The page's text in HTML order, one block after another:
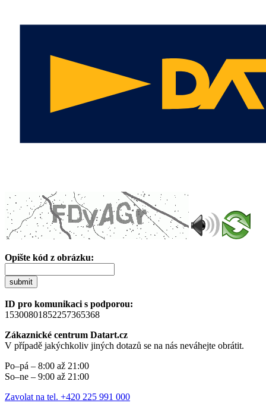
Opište kód z obrázku:
submit
ID pro komunikaci s podporou:
15300801852257365368
Zákaznické centrum Datart.cz
V případě jakýchkoliv jiných dotazů se na nás neváhejte obrátit.
Po–pá – 8:00 až 21:00
So–ne – 9:00 až 21:00
Zavolat na tel. +420 225 991 000